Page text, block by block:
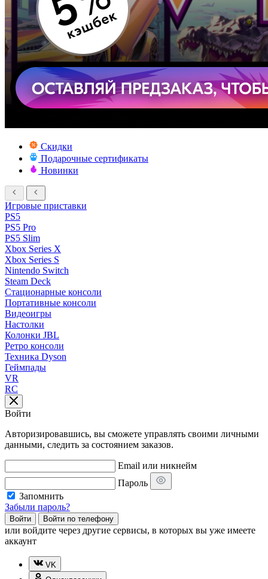
Скидки
Подарочные сертификаты
Новинки
Игровые приставки
PS5
PS5 Pro
PS5 Slim
Xbox Series X
Xbox Series S
Nintendo Switch
Steam Deck
Стационарные консоли
Портативные консоли
Видеоигры
Настолки
Колонки JBL
Ретро консоли
Техника Dyson
Геймпады
VR
RC
Войти
Авторизировавшись, вы сможете управлять своими личными
данными, следить за состоянием заказов.
Email или никнейм
Пароль
Запомнить
Забыли пароль?
Войти Войти по телефону
или войдите через другие сервисы, в которых вы уже имеете
аккаунт
VK